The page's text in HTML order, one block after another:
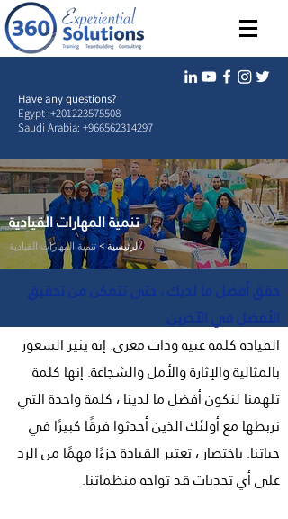
Have any questions?
Egypt :+201223575508
Saudi Arabia: +966562314297
تنمية المهارات القيادية
الرئيسية > تنمية المهارات القيادية
حقق أفضل ما لديك ، حتى تتمكن من تحقيق
الأفضل في الآخرين.
القيادة كلمة غنية وذات مغزى. إنه يثير الشعور
بالمثالية والإثارة والأمل والشجاعة. إنها كلمة
تلهمنا لنكون أفضل ما لدينا ، كلمة واحدة التي
نربطها مع أولئك الذين أحدثوا فرقًا كبيرًا في
حياتنا. باختصار ، تعتبر القيادة جزءًا مهمًا من الرد
على أي تحديات قد تواجه منظماتنا.